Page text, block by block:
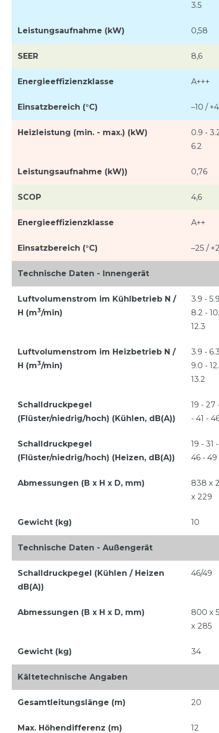
3.5
Leistungsaufnahme (kW) 0,58
SEER 8,6
Energieeffizienzklasse A+++
Einsatzbereich (°C) –10 /
Heizleistung (min. - max.) (kW)
0.9 -
6.2
Leistungsaufnahme (kW)) 0,76
SCOP 4,6
Energieeffizienzklasse A++
Einsatzbereich (°C) –25 /
Technische Daten - Innengerät
Luftvolumenstrom im Kühlbetrieb N /
H (m3/min)
3.9 -
8.2 -
12.3
Luftvolumenstrom im Heizbetrieb N /
H (m3/min)
3.9 -
9.0 -
13.2
Schalldruckpegel
(Flüster/niedrig/hoch) (Kühlen, dB(A))
19 - 27
- 41 -
Schalldruckpegel
(Flüster/niedrig/hoch) (Heizen, dB(A))
19 - 31
46 - 49
Abmessungen (B x H x D, mm)
838 x
x 229
Gewicht (kg) 10
Technische Daten - Außengerät
Schalldruckpegel (Kühlen / Heizen
dB(A))
46/49
Abmessungen (B x H x D, mm)
800 x
x 285
Gewicht (kg) 34
Kältetechnische Angaben
Gesamtleitungslänge (m) 20
Max. Höhendifferenz (m) 12